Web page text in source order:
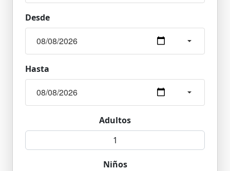
Desde
Hasta
Adultos
Niños